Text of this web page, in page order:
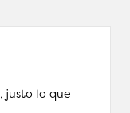
justo lo que